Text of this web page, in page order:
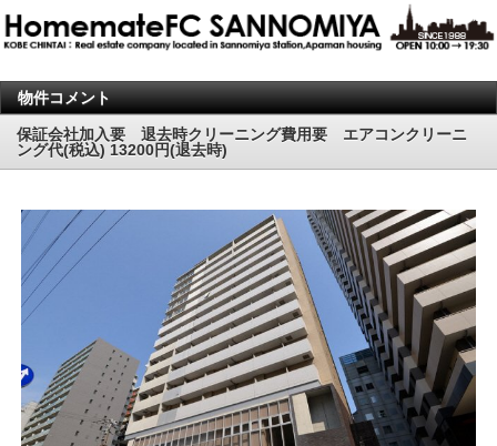
物件コメント
保証会社加入要 退去時クリーニング費用要 エアコンクリーニ
ング代(税込) 13200円(退去時)